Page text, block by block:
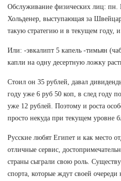
Обслуживание физических лиц: пн.
Хольденер, выступающая за
такую стратегию и в текущем году,
Или: -эвкалипт 5 капель -тимьян
капли на одну десертную ложку
Стоил он 35 рублей, давал
году уже 6 руб 50 коп, в след году
уже 12 рублей. Поэтому и роста
просто некуда при текущем уровне
Русские любят Египет и как место
отличные сервис,
страны сыграли свою роль.
спорта, которые ждут своей